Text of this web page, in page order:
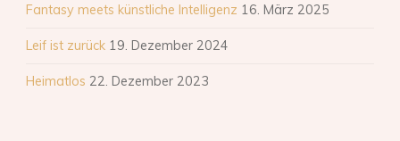
Fantasy meets künstliche Intelligenz 16. März 2025
Leif ist zurück 19. Dezember 2024
Heimatlos 22. Dezember 2023